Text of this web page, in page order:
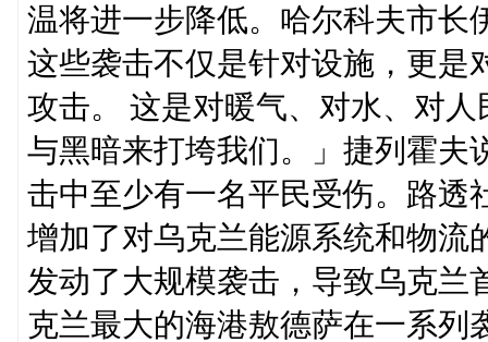
温将进一步降低。哈尔科夫市长
这些袭击不仅是针对设施，更是
攻击。 这是对暖气、对水、对
与黑暗来打垮我们。」捷列霍夫
击中至少有一名平民受伤。路透
增加了对乌克兰能源系统和物流
发动了大规模袭击，导致乌克兰
克兰最大的海港敖德萨在一系列